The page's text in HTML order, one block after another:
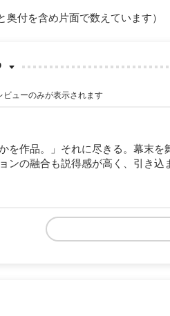
奥付を含め片面で数えています）
ューのみが表示されます
を作品。」それに尽きる。幕末
ンの融合も説得感が高く、引き